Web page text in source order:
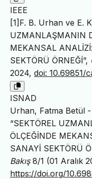
IEEE
[1]F. B. Urhan ve E.
UZMANLAŞMANIN
MEKANSAL
SEKTÖRÜ ÖRNEĞİ”,
2024, doi: 10.69851/
ISNAD
Urhan, Fatma Betül
“SEKTÖREL
ÖLÇEĞİNDE
SANAYİ SEKTÖRÜ
Bakış8/1 (01 Aralık
https://doi.org/